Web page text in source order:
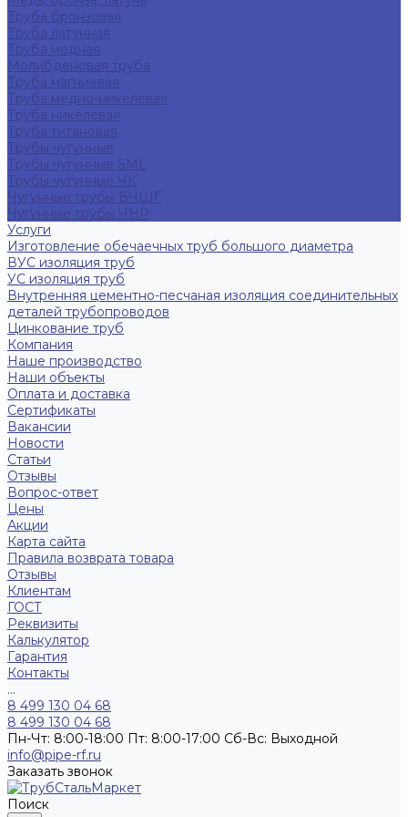
Труба бронзовая
Труба латунная
Труба медная
Молибденовая труба
Труба магниевая
Труба медно-никелевая
Труба никелевая
Труба титановая
Трубы чугунные
Трубы чугунные SML
Трубы чугунные ЧК
Чугунные трубы ВЧШГ
Чугунные трубы ЧНР
Услуги
Изготовление обечаечных труб большого диаметра
ВУС изоляция труб
УС изоляция труб
Внутренняя цементно-песчаная изоляция соединительных
деталей трубопроводов
Цинкование труб
Компания
Наше производство
Наши объекты
Оплата и доставка
Сертификаты
Вакансии
Новости
Статьи
Отзывы
Вопрос-ответ
Цены
Акции
Карта сайта
Правила возврата товара
Отзывы
Клиентам
ГОСТ
Реквизиты
Калькулятор
Гарантия
Контакты
...
8 499 130 04 68
8 499 130 04 68
Пн-Чт: 8:00-18:00 Пт: 8:00-17:00 Сб-Вс: Выходной
info@pipe-rf.ru
Заказать звонок
Поиск